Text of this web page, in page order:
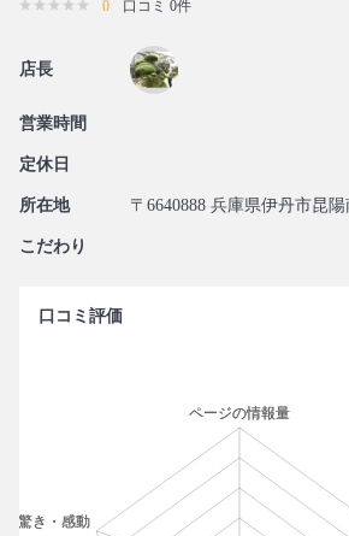
0 口コミ 0件
店長
営業時間
定休日
所在地 〒6640888 兵庫県伊丹市昆陽
こだわり
口コミ評価